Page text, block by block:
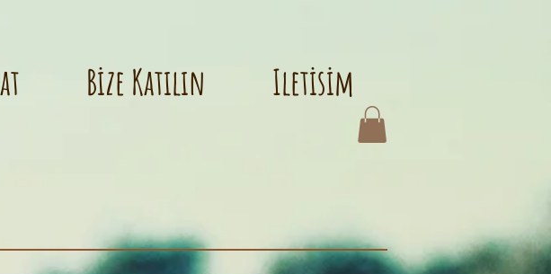
Bize Katılın Iletisim